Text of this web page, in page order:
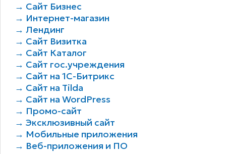
→ Сайт Бизнес
→ Интернет-магазин
→ Лендинг
→ Сайт Визитка
→ Сайт Каталог
→ Сайт гос.учреждения
→ Сайт на 1С-Битрикс
→ Сайт на Tilda
→ Сайт на WordPress
→ Промо-сайт
→ Эксклюзивный сайт
→ Мобильные приложения
→ Веб-приложения и ПО